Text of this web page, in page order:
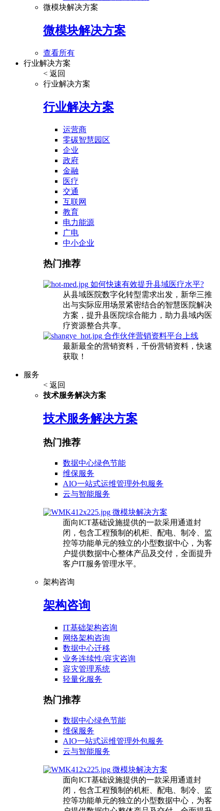
微模块解决方案
微模块解决方案
查看所有
行业解决方案
< 返回
行业解决方案
行业解决方案
运营商
零碳智慧园区
企业
政府
金融
医疗
交通
互联网
教育
电力能源
广电
中小企业
热门推荐
如何快速有效提升县域医疗水平?
从县域医院数字化转型需求出发，新华三推
出与实际应用场景紧密结合的智慧医院解决
方案，提升县医院综合能力，助力县域内医
疗资源整合共享。
合作伙伴营销资料平台上线
最新最全的营销资料，千份营销资料，快速
获取！
服务
< 返回
技术服务解决方案
技术服务解决方案
热门推荐
数据中心绿色节能
维保服务
AIO一站式运维管理外包服务
云与智能服务
微模块解决方案
面向ICT基础设施提供的一款采用通道封
闭，包含工程预制的机柜、配电、制冷、监
控等功能单元的独立的小型数据中心，为客
户提供数据中心整体产品及交付，全面提升
客户IT服务管理水平。
架构咨询
架构咨询
IT基础架构咨询
网络架构咨询
数据中心迁移
业务连续性/容灾咨询
容灾管理系统
轻量化服务
热门推荐
数据中心绿色节能
维保服务
AIO一站式运维管理外包服务
云与智能服务
微模块解决方案
面向ICT基础设施提供的一款采用通道封
闭，包含工程预制的机柜、配电、制冷、监
控等功能单元的独立的小型数据中心，为客